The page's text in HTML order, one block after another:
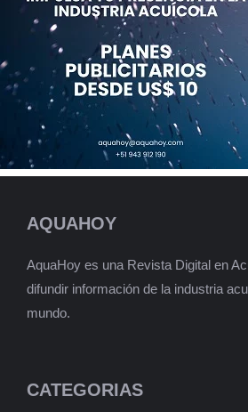
AQUAHOY
AquaHoy es una Revista Digital en
difundir información de la industria
mundo.
CATEGORIAS